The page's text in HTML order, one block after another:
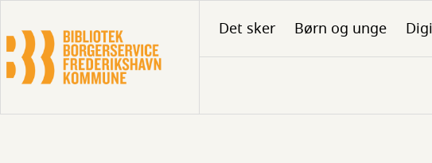
hovedindhold
Det sker Børn og unge